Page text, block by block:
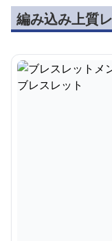
編み込み上質